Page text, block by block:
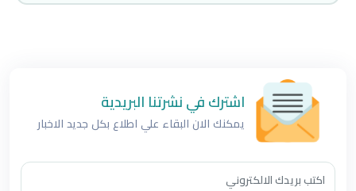
اشترك في نشرتنا البريدية
يمكنك الان البقاء علي اطلاع بكل جديد الاخبار